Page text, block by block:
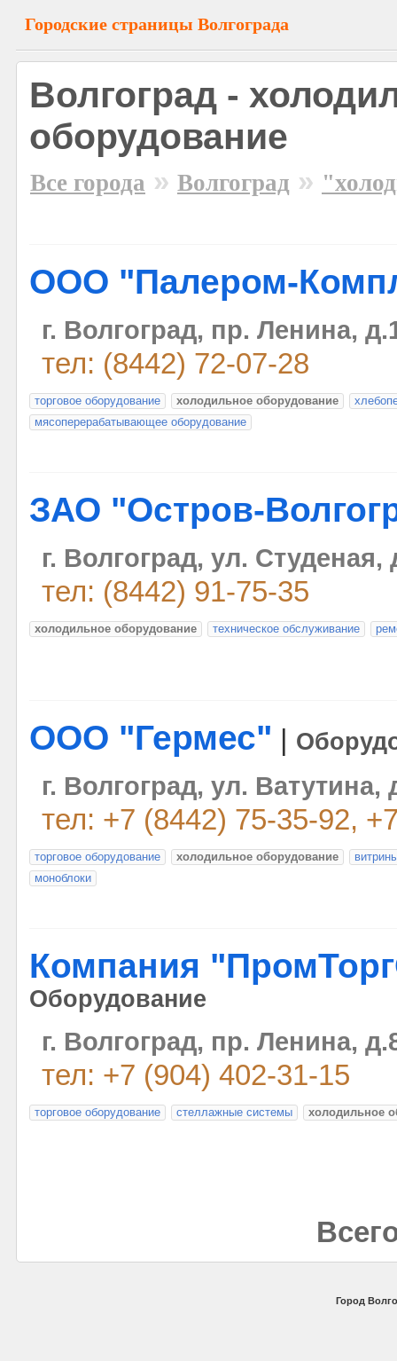
Городские страницы Волгограда
Волгоград -
оборудование
Все города » Волгоград »
ООО "Палером-
г. Волгоград, пр. Ленина,
тел: (8442) 72-07-28
торговое оборудование холодильное оборудование
мясоперерабатывающее оборудование
ЗАО "Остров-
г. Волгоград, ул. Студеная,
тел: (8442) 91-75-35
холодильное оборудование техническое обслуживание
ООО "Гермес"
г. Волгоград, ул. Ватутина,
тел: +7 (8442) 75-35-92,
торговое оборудование холодильное оборудование
моноблоки
Компания
Оборудование
г. Волгоград, пр. Ленина,
тел: +7 (904) 402-31-15
торговое оборудование стеллажные системы холодильное
Город